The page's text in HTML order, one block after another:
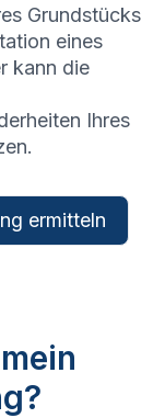
Grundstücks
eines
kann die
Ihres
ermitteln